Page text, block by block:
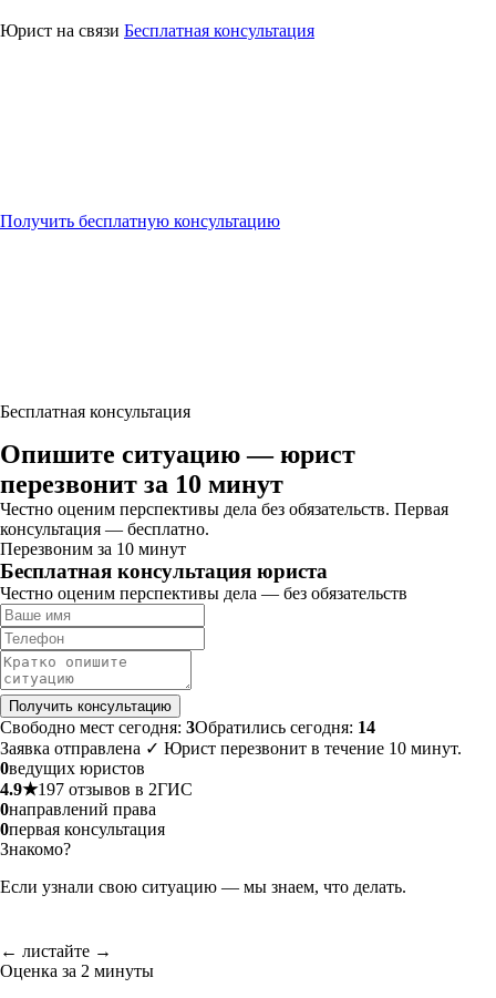
Юрист на связи Бесплатная консультация
Получить бесплатную консультацию
Бесплатная консультация
Опишите ситуацию — юрист
перезвонит за 10 минут
Честно оценим перспективы дела без обязательств. Первая
консультация — бесплатно.
Перезвоним за 10 минут
Бесплатная консультация юриста
Честно оценим перспективы дела — без обязательств
Получить консультацию
Свободно мест сегодня: 3Обратились сегодня: 14
Заявка отправлена ✓ Юрист перезвонит в течение 10 минут.
0ведущих юристов
4.9★197 отзывов в 2ГИС
0направлений права
0первая консультация
Знакомо?
Если узнали свою ситуацию — мы знаем, что делать.
← листайте →
Оценка за 2 минуты